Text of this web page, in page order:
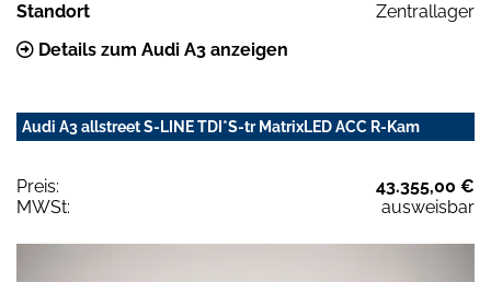
Standort
Zentrallager
Details zum Audi A3 anzeigen
Audi A3 allstreet S-LINE TDI*S-tr MatrixLED ACC R-Kam
Preis:
43.355,00 €
MWSt:
ausweisbar